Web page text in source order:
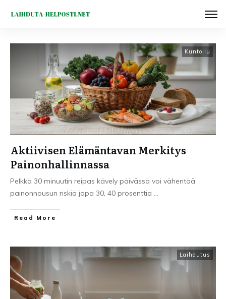
Kuntoilu
Aktiivisen Elämäntavan Merkitys
Painonhallinnassa
Pelkkä 30 minuutin reipas kävely päivässä voi vähentää
painonnousun riskiä jopa 30, 40 prosenttia ...
Read More
Laihdutus